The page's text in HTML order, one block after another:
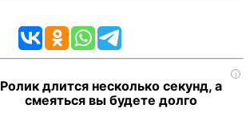
i
Ролик длится несколько секунд, а
смеяться вы будете долго